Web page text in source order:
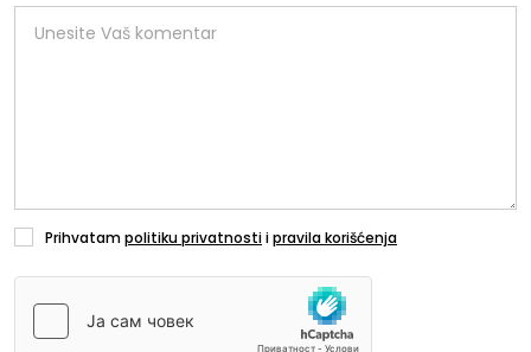
Prihvatampolitiku privatnostiipravila korišćenja